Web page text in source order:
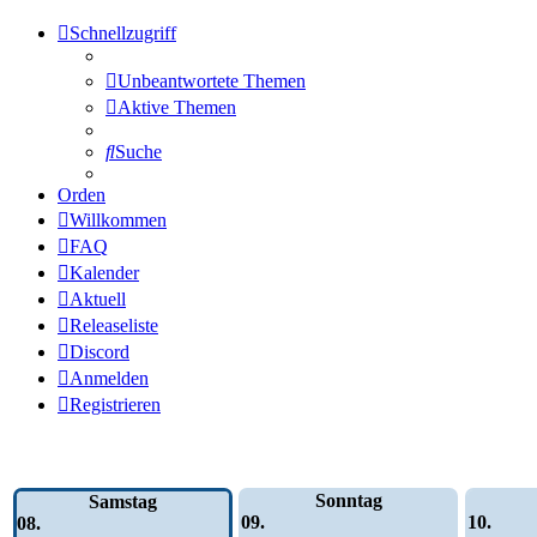
Schnellzugriff
Unbeantwortete Themen
Aktive Themen
Suche
Orden
Willkommen
FAQ
Kalender
Aktuell
Releaseliste
Discord
Anmelden
Registrieren
Samstag
08.
Sonntag
09.
10.